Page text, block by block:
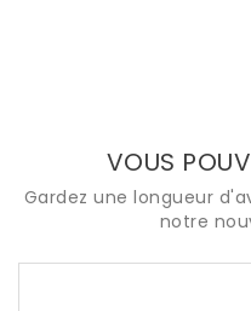
VOUS
Gardez une longueur
notre